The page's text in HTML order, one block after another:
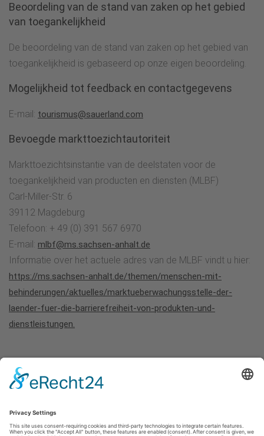
Beoordeling van de stand van zaken op het gebied
van toegankelijkheid
De beoordeling van de stand van zaken op het gebied van
toegankelijkheid is gebaseerd op onze eigen beoordeling.
Mogelijkheid tot feedback en contactgegevens
E-mail: tourismus@sauerland.com
Bevoegde markttoezichtautoriteit
Markttoezichtsinstantie van de deelstaten voor de
toegankelijkheid van producten en diensten (MLBF)
Carl-Miller-Str. 6
39112 Magdeburg
Telefoon: + 49 (0) 391 567 6970
E-mail: mlbf@ms.sachsen-anhalt.de
Informatie over het actuele adres van de MLBF vindt u hier:
https://ms.sachsen-anhalt.de/themen/menschen-mit-
behinderungen/aktuelles/marktueberwachungsstelle-der-
laender-fuer-die-barrierefreiheit-von-produkten-und-
dienstleistungen.